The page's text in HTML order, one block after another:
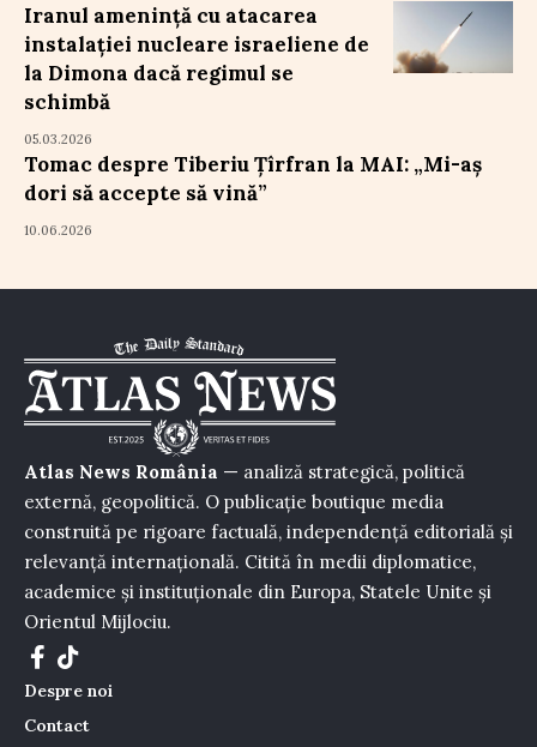
Iranul amenință cu atacarea
instalației nucleare israeliene de
la Dimona dacă regimul se
schimbă
05.03.2026
Tomac despre Tiberiu Țîrfran la MAI: „Mi-aș
dori să accepte să vină”
10.06.2026
Atlas News România — analiză strategică, politică
externă, geopolitică. O publicație boutique media
construită pe rigoare factuală, independență editorială și
relevanță internațională. Citită în medii diplomatice,
academice și instituționale din Europa, Statele Unite și
Orientul Mijlociu.
Despre noi
Contact